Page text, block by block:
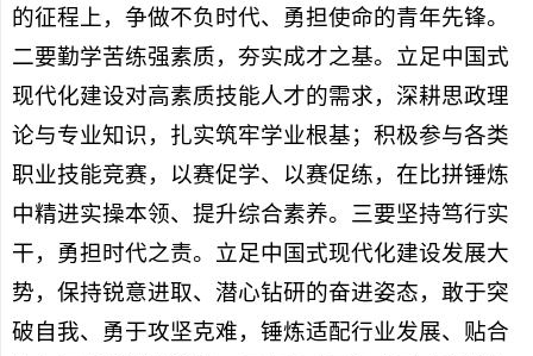
的征程上，争做不负时代、勇担使命的青年先锋。
二要勤学苦练强素质，夯实成才之基。立足中国式
现代化建设对高素质技能人才的需求，深耕思政理
论与专业知识，扎实筑牢学业根基；积极参与各类
职业技能竞赛，以赛促学、以赛促练，在比拼锤炼
中精进实操本领、提升综合素养。三要坚持笃行实
干，勇担时代之责。立足中国式现代化建设发展大
势，保持锐意进取、潜心钻研的奋进姿态，敢于突
破自我、勇于攻坚克难，锤炼适配行业发展、贴合